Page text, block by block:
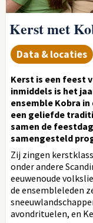
Kerst met
Data & locaties
Kerst is een feest
inmiddels is het
ensemble Kobra
een geliefde
samen de
samengesteld
Zij zingen
onder andere
eeuwenoude
de ensembleleden
avondrituelen, en